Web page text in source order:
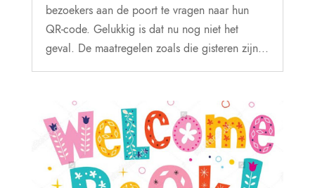
bezoekers aan de poort te vragen naar hun
QR-code. Gelukkig is dat nu nog niet het
geval. De maatregelen zoals die gisteren zijn...